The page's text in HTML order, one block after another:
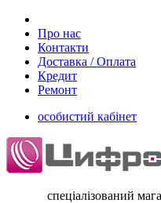
Про нас
Контакти
Доставка / Оплата
Кредит
Ремонт
особистий кабінет
спеціалізований